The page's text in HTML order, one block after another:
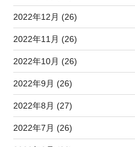
2022年12月 (26)
2022年11月 (26)
2022年10月 (26)
2022年9月 (26)
2022年8月 (27)
2022年7月 (26)